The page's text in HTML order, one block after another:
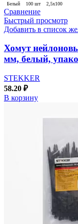
Белый 100 шт 2,5х100
Сравнение
Быстрый просмотр
Добавить в список
Хомут
мм, белый,
STEKKER
58.20 ₽
В корзину